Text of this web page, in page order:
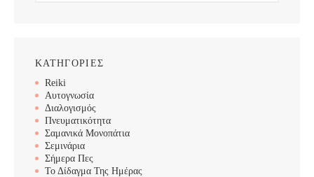
ΚΑΤΗΓΟΡΙΕΣ
Reiki
Αυτογνωσία
Διαλογισμός
Πνευματικότητα
Σαμανικά Μονοπάτια
Σεμινάρια
Σήμερα Πες
Το Δίδαγμα Της Ημέρας